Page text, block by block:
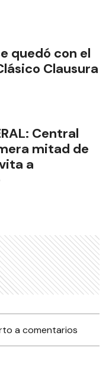
quedó con el
Clausura
Central
mitad de
a
a comentarios